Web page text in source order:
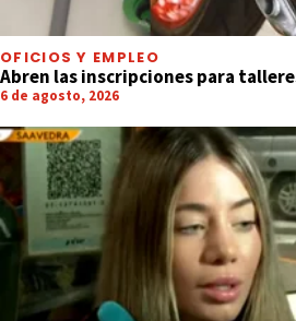
OFICIOS Y EMPLEO
Abren las inscripciones para
6 de agosto, 2026